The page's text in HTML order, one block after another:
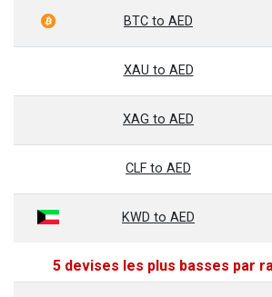
BTC to AED
XAU to AED
XAG to AED
CLF to AED
KWD to AED
5 devises les plus basses par